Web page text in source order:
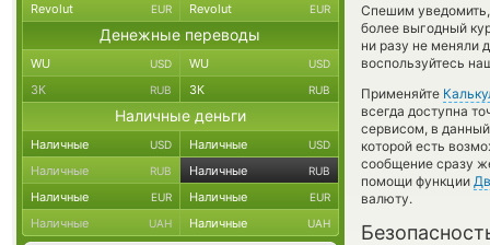
Спешим
более выгодный
ни разу не меняли
воспользуйтесь
Применяйте
всегда доступна
сервисом, в
которой есть
сообщение сразу
помощи функции
валюту.
Revolut EUR Revolut EUR
Денежные переводы
WU USD WU USD
ЗК RUB ЗК RUB
Наличные деньги
Наличные USD Наличные USD
Наличные RUB Наличные RUB
Наличные EUR Наличные EUR
Наличные UAH Наличные UAH